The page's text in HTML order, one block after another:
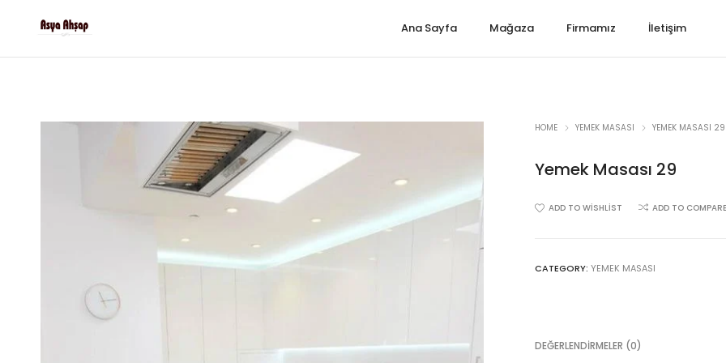
Ana Sayfa Mağaza Firmamız İletişim
HOME YEMEK MASASI YEMEK MASASI 29
Yemek Masası 29
ADD TO WISHLIST ADD TO COMPARE
CATEGORY: YEMEK MASASI
DEĞERLENDIRMELER (0)